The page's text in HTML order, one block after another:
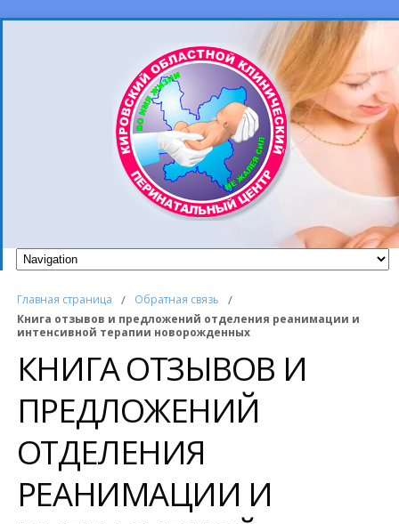
Главная страница / Обратная связь /
Книга отзывов и предложений отделения реанимации и
интенсивной терапии новорожденных
КНИГА ОТЗЫВОВ И
ПРЕДЛОЖЕНИЙ
ОТДЕЛЕНИЯ
РЕАНИМАЦИИ И